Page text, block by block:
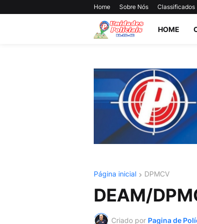
Home Sobre Nós Classificados
HOME
Página inicial DPMCV
DEAM/
Criado por Pagina de